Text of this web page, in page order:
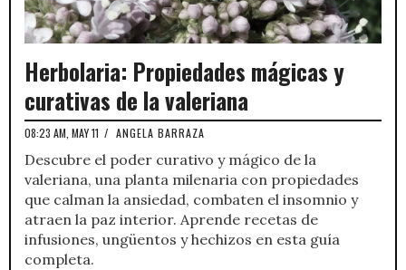
Herbolaria: Propiedades mágicas y
curativas de la valeriana
08:23 AM, MAY 11 / ANGELA BARRAZA
Descubre el poder curativo y mágico de la
valeriana, una planta milenaria con propiedades
que calman la ansiedad, combaten el insomnio y
atraen la paz interior. Aprende recetas de
infusiones, ungüentos y hechizos en esta guía
completa.